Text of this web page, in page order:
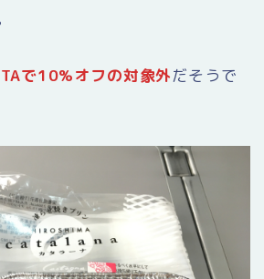
で10%オフの対象外だそうで